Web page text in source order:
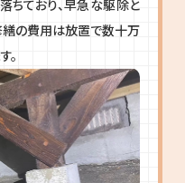
ちており、早急な駆除と
繕の費用は放置で数十万
。